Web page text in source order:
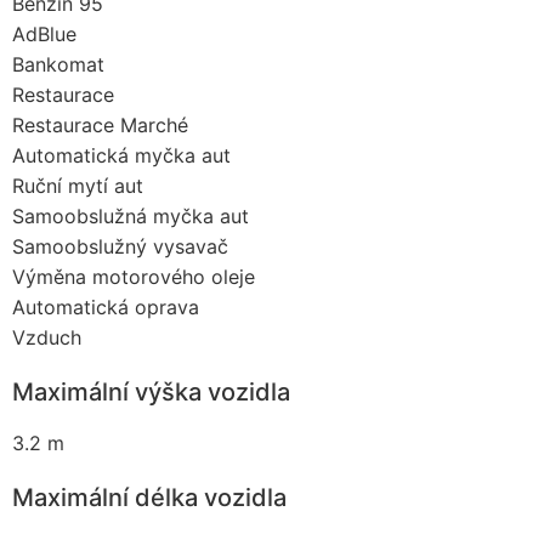
AdBlue
Bankomat
Restaurace
Restaurace Marché
Automatická myčka aut
Ruční mytí aut
Samoobslužná myčka aut
Samoobslužný vysavač
Výměna motorového oleje
Automatická oprava
Vzduch
Maximální výška vozidla
3.2 m
Maximální délka vozidla